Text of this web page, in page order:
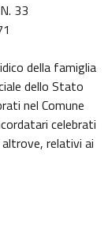
33
della famiglia
dello Stato
nel Comune
celebrati
relativi ai